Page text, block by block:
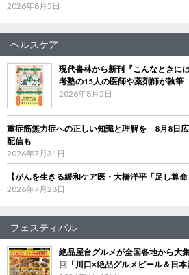
2026年8月5日
ヘルスケア
現代書林から新刊『こんなとき
考塾の15人の医師や薬剤師が執筆
2026年8月5日
重症筋無力症への正しい知識と理解を 8月8日
配信も
2026年7月31日
【がんを生きる緩和ケア医・大橋洋平「足し算
2026年7月28日
フェスティバル
絶品屋台グルメが全国各地から大
回「川口×絶品グルメビール＆日